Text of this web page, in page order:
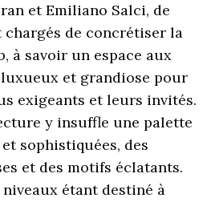
et Emiliano Salci, de
de concrétiser la
à savoir un espace aux
et grandiose pour
exigeants et leurs invités.
y insuffle une palette
sophistiquées, des
et des motifs éclatants.
étant destiné à